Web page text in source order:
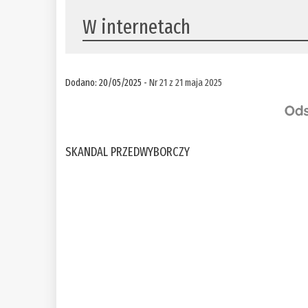
W internetach
Dodano: 20/05/2025 -Nr 21 z 21 maja 2025
SKANDAL PRZEDWYBORCZY